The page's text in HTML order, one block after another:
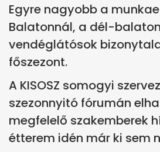
Egyre nagyobb a
Balatonnál, a dél-
vendéglátósok
főszezont.
A KISOSZ somogyi
szezonnyitó fórumán
megfelelő szakemberek
étterem idén már ki sem